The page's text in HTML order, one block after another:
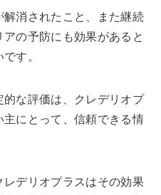
消されたこと、また継続
の予防にも効果があると
す。
な評価は、クレデリオプ
にとって、信頼できる情
デリオプラスはその効果